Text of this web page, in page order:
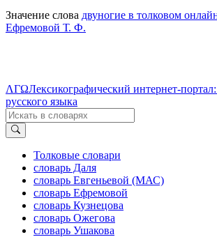
Значение слова двуногие в толковом
Ефремовой Т. Ф.
ΛΓΩЛексикографический интернет-
русского языка
Толковые словари
словарь Даля
словарь Евгеньевой (МАС)
словарь Ефремовой
словарь Кузнецова
словарь Ожегова
словарь Ушакова